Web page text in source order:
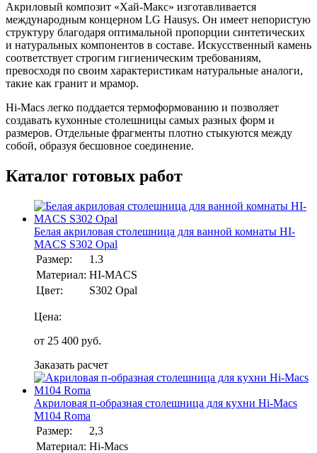
Акриловый композит «Хай-Макс» изготавливается
международным концерном LG Hausys. Он имеет непористую
структуру благодаря оптимальной пропорции синтетических
и натуральных компонентов в составе. Искусственный камень
соответствует строгим гигиеническим требованиям,
превосходя по своим характеристикам натуральные аналоги,
такие как гранит и мрамор.
Hi-Macs легко поддается термоформованию и позволяет
создавать кухонные столешницы самых разных форм и
размеров. Отдельные фрагменты плотно стыкуются между
собой, образуя бесшовное соединение.
Каталог готовых работ
Белая акриловая столешница для ванной комнаты HI-
MACS S302 Opal
Размер:
1.3
Материал: HI-MACS
Цвет:
S302 Opal
Цена:
от 25 400 руб.
Заказать расчет
Акриловая п-образная столешница для кухни Hi-Macs
M104 Roma
Размер:
2,3
Материал: Hi-Macs